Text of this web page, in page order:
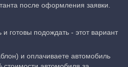
после оформления заявки.
готовы подождать - этот вариант
и оплачиваете автомобиль